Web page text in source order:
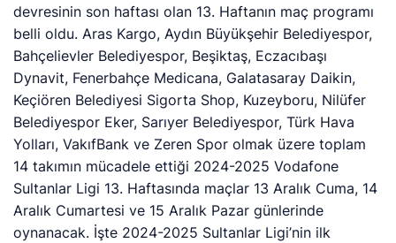
devresinin son haftası olan 13. Haftanın maç programı
belli oldu. Aras Kargo, Aydın Büyükşehir Belediyespor,
Bahçelievler Belediyespor, Beşiktaş, Eczacıbaşı
Dynavit, Fenerbahçe Medicana, Galatasaray Daikin,
Keçiören Belediyesi Sigorta Shop, Kuzeyboru, Nilüfer
Belediyespor Eker, Sarıyer Belediyespor, Türk Hava
Yolları, VakıfBank ve Zeren Spor olmak üzere toplam
14 takımın mücadele ettiği 2024-2025 Vodafone
Sultanlar Ligi 13. Haftasında maçlar 13 Aralık Cuma, 14
Aralık Cumartesi ve 15 Aralık Pazar günlerinde
oynanacak. İşte 2024-2025 Sultanlar Ligi’nin ilk